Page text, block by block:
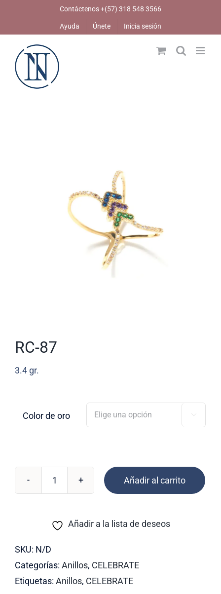
Contáctenos +(57) 318 548 3566
Ayuda Únete Inicia sesión
RC-87
3.4 gr.
Color de oro 
RC-
cantidad
Añadir al carrito
Añadir a la lista de deseos
SKU: N/D
Categorías: Anillos, CELEBRATE
Etiquetas: Anillos, CELEBRATE